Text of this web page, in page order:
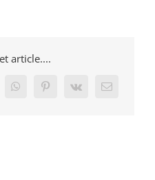
article....
WhatsAppPinterest
Vk Email